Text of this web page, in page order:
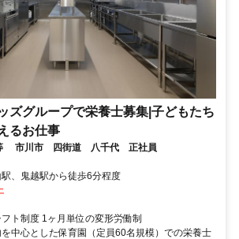
ズグループで栄養士募集|子どもたち
るお仕事
市川市 四街道 八千代 正社員
総中山駅、鬼越駅から徒歩6分程度
ト制度 1ヶ月単位の変形労働制
中心とした保育園（定員60名規模）での栄養士